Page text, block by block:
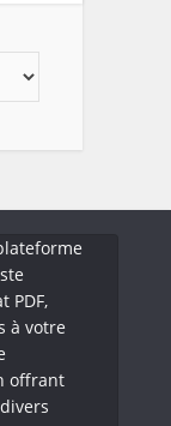
PDF,
à votre
offrant